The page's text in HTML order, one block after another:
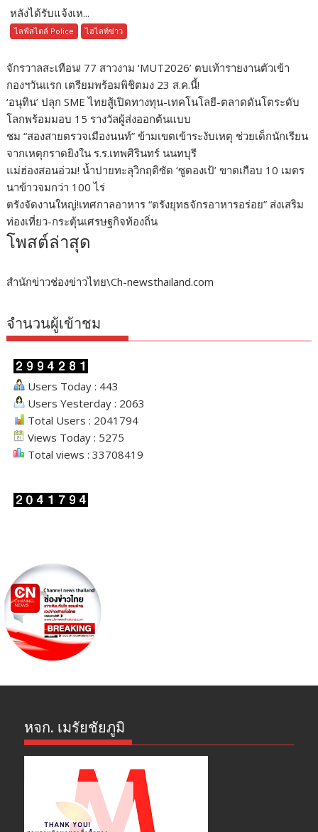
หลังได้รับแจ้งเห...
ไลฟ์สไตล์ Police ไฮไลท์ข่าว
จักรวาลสะเทือน! 77 สาวงาม ‘MUT2026’ ตบเท้ารายงานตัวเข้า
กองฯวันแรก เตรียมพร้อมพิชิตมง 23 ส.ค.นี้!
‘อนุทิน’ ปลุก SME ไทยสู้เปิดทางทุน-เทคโนโลยี-ตลาดดันโตระดับ
โลกพร้อมมอบ 15 รางวัลผู้ส่งออกต้นแบบ
ชม “สองสายตรวจเมืองนนท์” ข้ามเขตเข้าระงับเหตุ ช่วยเด็กนักเรียน
จากเหตุกราดยิงใน ร.ร.เทพศิรินทร์ นนทบุรี
แม่ฮ่องสอนอ่วม! น้ำปายทะลุวิกฤติซัด ‘ซูตองเป้’ ขาดเกือบ 10 เมตร
นาข้าวจมกว่า 100 ไร่
ตรังจัดงานใหญ่!เทศกาลอาหาร “ตรังยุทธจักรอาหารอร่อย” ส่งเสริม
ท่องเที่ยว-กระตุ้นเศรษฐกิจท้องถิ่น
โพสต์ล่าสุด
สำนักข่าวช่องข่าวไทย\Ch-newsthailand.com
จำนวนผู้เข้าชม
Users Today : 443
Users Yesterday : 2063
Total Users : 2041794
Views Today : 5275
Total views : 33708419
หจก. เมรัยชัยภูมิ